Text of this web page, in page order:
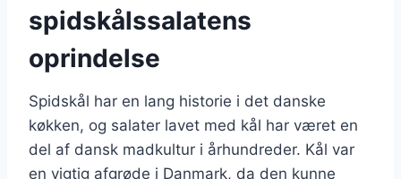
spidskålssalatens
oprindelse
Spidskål har en lang historie i det danske
køkken, og salater lavet med kål har været en
del af dansk madkultur i århundreder. Kål var
en vigtig afgrøde i Danmark, da den kunne